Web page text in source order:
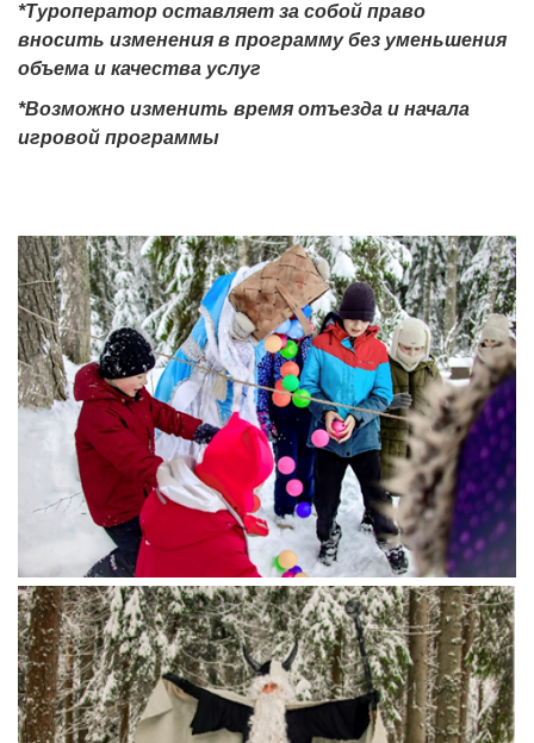
*Туроператор оставляет за собой право
вносить изменения в программу без уменьшения
объема и качества услуг
*Возможно изменить время отъезда и начала
игровой программы